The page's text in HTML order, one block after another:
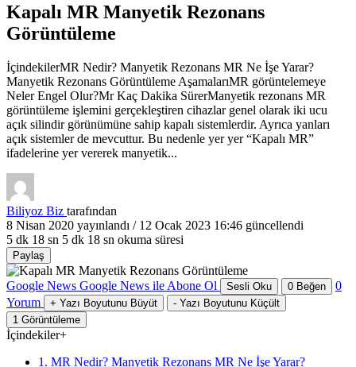
Kapalı MR Manyetik Rezonans
Görüntüleme
İçindekilerMR Nedir? Manyetik Rezonans MR Ne İşe Yarar?
Manyetik Rezonans Görüntüleme AşamalarıMR görüntelemeye
Neler Engel Olur?Mr Kaç Dakika SürerManyetik rezonans MR
görüntüleme işlemini gerçekleştiren cihazlar genel olarak iki ucu
açık silindir görünümüne sahip kapalı sistemlerdir. Ayrıca yanları
açık sistemler de mevcuttur. Bu nedenle yer yer “Kapalı MR”
ifadelerine yer vererek manyetik...
Biliyoz Biz tarafından
8 Nisan 2020 yayınlandı / 12 Ocak 2023 16:46 güncellendi
5 dk 18 sn 5 dk 18 sn okuma süresi
Paylaş
Google News Google News ile Abone Ol Sesli Oku 0 Beğen
0
Yorum
+ Yazı Boyutunu Büyüt - Yazı Boyutunu Küçült
1 Görüntüleme
İçindekiler+
1. MR Nedir? Manyetik Rezonans MR Ne İşe Yarar?